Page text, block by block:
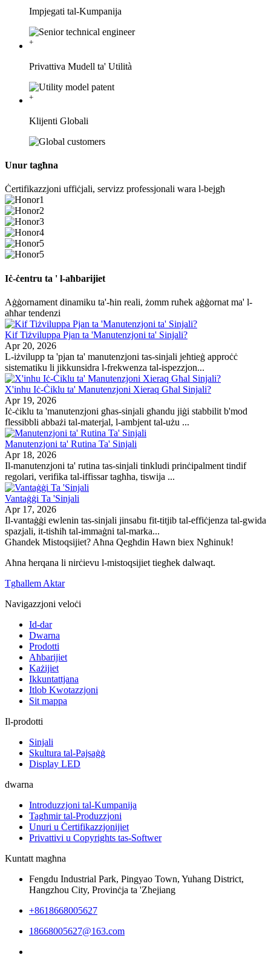
Impjegati tal-Kumpanija
+
Privattiva Mudell ta' Utilità
+
Klijenti Globali
Unur tagħna
Ċertifikazzjoni uffiċjali, servizz professjonali wara l-bejgħ
Iċ-ċentru ta ' l-aħbarijiet
Aġġornament dinamiku ta'-ħin reali, żomm ruħek aġġornat ma' l-
aħħar tendenzi
Kif Tiżviluppa Pjan ta 'Manutenzjoni ta' Sinjali?
Apr 20, 2026
L-iżvilupp ta 'pjan ta' manutenzjoni tas-sinjali jeħtieġ approċċ
sistematiku li jikkunsidra l-frekwenza tal-ispezzjon...
X'inhu Iċ-Ċiklu ta' Manutenzjoni Xieraq Għal Sinjali?
Apr 19, 2026
Iċ-ċiklu ta 'manutenzjoni għas-sinjali għandu jiġi stabbilit b'mod
flessibbli abbażi tal-materjal, l-ambjent tal-użu ...
Manutenzjoni ta' Rutina Ta' Sinjali
Apr 18, 2026
Il-manutenzjoni ta' rutina tas-sinjali tinkludi prinċipalment tindif
regolari, verifika tal-iffissar tagħha, tiswija ...
Vantaġġi Ta 'Sinjali
Apr 17, 2026
Il-vantaġġi ewlenin tas-sinjali jinsabu fit-titjib tal-effiċjenza tal-gwida
spazjali, it-tisħiħ tal-immaġni tal-marka...
Għandek Mistoqsijiet? Aħna Qegħdin Hawn biex Ngħinuk!
Aħna ħerqana li nirċievu l-mistoqsijiet tiegħek dalwaqt.
Tgħallem Aktar
Navigazzjoni veloċi
Id-dar
Dwarna
Prodotti
Aħbarijiet
Każijiet
Ikkuntattjana
Itlob Kwotazzjoni
Sit mappa
Il-prodotti
Sinjali
Skultura tal-Pajsaġġ
Display LED
dwarna
Introduzzjoni tal-Kumpanija
Tagħmir tal-Produzzjoni
Unuri u Ċertifikazzjonijiet
Privattivi u Copyrights tas-Softwer
Kuntatt magħna
Fengdu Industrial Park, Pingyao Town, Yuhang District,
Hangzhou City, Provinċja ta 'Zhejiang
+8618668005627
18668005627@163.com